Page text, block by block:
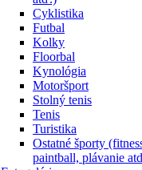
Cyklistika
Futbal
Kolky
Floorbal
Kynológia
Motoršport
Stolný tenis
Tenis
Turistika
Ostatné športy
paintball, plávanie